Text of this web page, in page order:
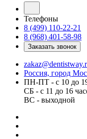
Телефоны
8 (499) 110-22-21
8 (968) 401-58-98
Заказать звонок
Россия, город
ПН-ПТ - с 10 до
СБ - с 11 до 16
ВС - выходной